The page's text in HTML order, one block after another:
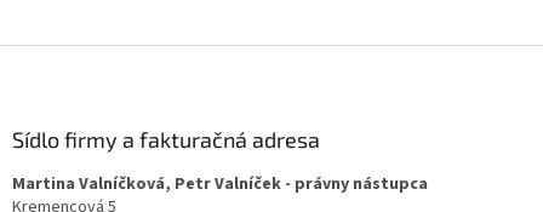
Sídlo firmy a fakturačná adresa
Martina Valníčková, Petr Valníček - právny nástupca
Kremencová 5